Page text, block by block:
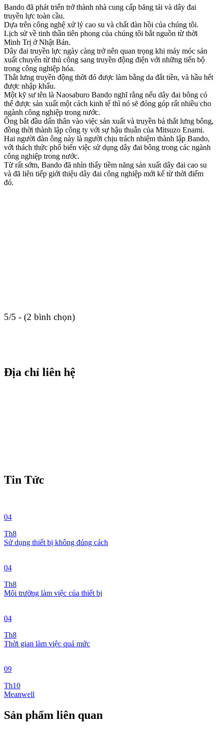
Bando đã phát triển trở thành nhà cung cấp băng tải và dây đai
truyền lực toàn cầu.
Dựa trên công nghệ xử lý cao su và chất đàn hồi của chúng tôi.
Lịch sử về tinh thần tiên phong của chúng tôi bắt nguồn từ thời
Minh Trị ở Nhật Bản.
Dây đai truyền lực ngày càng trở nên quan trọng khi máy móc sản
xuất chuyển từ thủ công sang truyền động điện với những tiến bộ
trong công nghiệp hóa.
Thắt lưng truyền động thời đó được làm bằng da đắt tiền, và hầu hết
được nhập khẩu.
Một kỹ sư tên là Naosaburo Bando nghĩ rằng nếu dây đai bông có
thể được sản xuất một cách kinh tế thì nó sẽ đóng góp rất nhiều cho
ngành công nghiệp trong nước.
Ông bắt đầu dấn thân vào việc sản xuất và truyền bá thắt lưng bông,
đồng thời thành lập công ty với sự hậu thuẫn của Mitsuzo Enami.
Hai người đàn ông này là người chịu trách nhiệm thành lập Bando,
với thách thức phổ biến việc sử dụng dây đai bông trong các ngành
công nghiệp trong nước.
Từ rất sớm, Bando đã nhìn thấy tiềm năng sản xuất dây đai cao su
và đã liên tiếp giới thiệu dây đai công nghiệp mới kể từ thời điểm
đó.
5/5 - (2 bình chọn)
Địa chỉ liên hệ
Tin Tức
04
Th8
Sử dụng thiết bị không đúng cách
04
Th8
Môi trường làm việc của thiết bị
04
Th8
Thời gian làm việc quá mức
09
Th10
Meanwell
Sản phẩm liên quan